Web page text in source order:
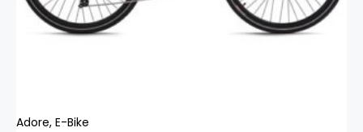
Adore, E-Bike